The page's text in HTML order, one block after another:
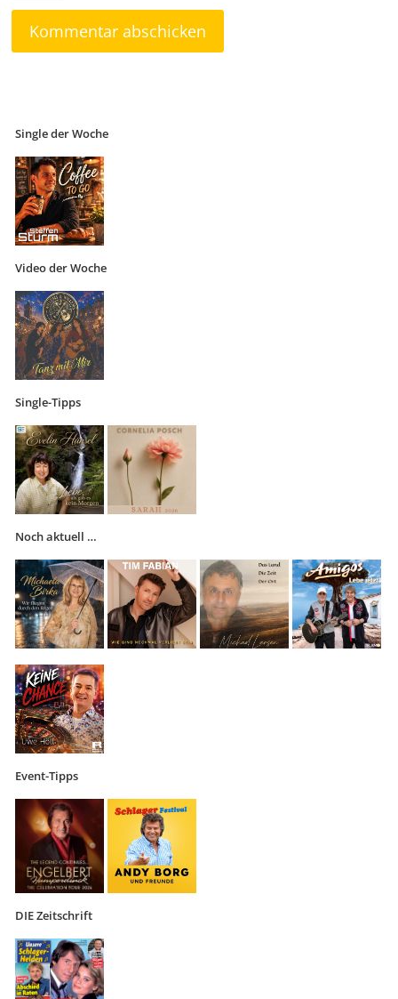
Single der Woche
Video der Woche
Single-Tipps
Noch aktuell …
Event-Tipps
DIE Zeitschrift